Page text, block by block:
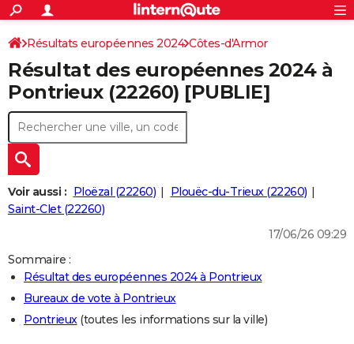
ACTUALITÉS
Politique
Société
Faits Divers
Education
Monde
Villes
+
SPORT
Coupe du monde 2026
Football
Tennis
Cyclisme
Rugby
Forum
Programme TV
TNT
Streaming
Cinéma
Sorties cinéma
Musique
+
FINANCE
Retraite
Impôts
Epargne
Immobilier
Risques naturels par ville
Banque
Assurance
Crédit
AUTO
Essais
Réserver un essai
Citadines
Berlines
SUV
Forum auto
+
HIGH-TECH
Mobiles
Meilleur smartphone
Internet
Ordinateurs
Jeux vidéo
Guide high-tech
+
BRICOLAGE
Guides de France
Escapades
Patrimoine
Expositions
Musées
Week-end nature
LIFESTYLE
Art de vivre
Bien-être
Loisirs
Mode
Modes de vie
S'inscrire
Connexion
Résultats européennes 2024 Côtes-d'Armor
Résultat des européennes 2024 à
Pontrieux (22260) [PUBLIE]
Voir aussi : Ploëzal (22260)
Plouëc-du-Trieux (22260)
Saint-Clet (22260)
17/06/26 09:29
Sommaire :
Résultat des européennes 2024 à Pontrieux
Bureaux de vote à Pontrieux
Pontrieux(toutes les informations sur la ville)